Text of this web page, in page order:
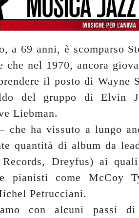
a 69 anni, è scomparso
che nel 1970, ancora
il posto di Wayne
del gruppo di Elvin
Liebman.
che ha vissuto a lungo
quantità di album da
Dreyfus) ai
pianisti come McCoy
Petrucciani.
con alcuni passi di